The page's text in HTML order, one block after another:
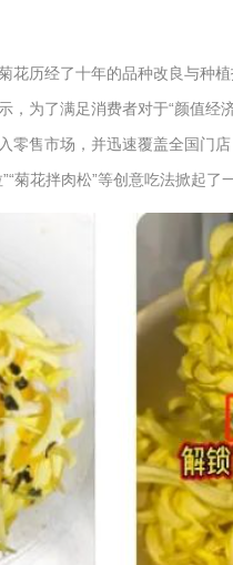
花历经了十年的品种改良与种
，为了满足消费者对于“颜值
零售市场，并迅速覆盖全国门
菊花拌肉松”等创意吃法掀起